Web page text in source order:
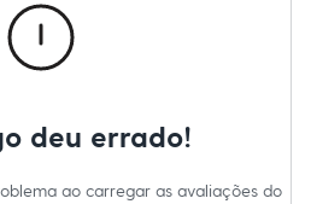
deu errado!
ao carregar as avaliações do